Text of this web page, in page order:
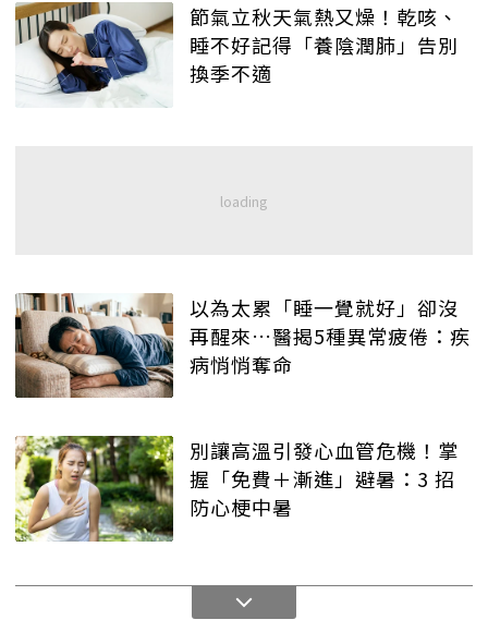
節氣立秋天氣熱又燥！乾咳、
睡不好記得「養陰潤肺」告別
換季不適
以為太累「睡一覺就好」卻沒
再醒來…醫揭5種異常疲倦：疾
病悄悄奪命
別讓高溫引發心血管危機！掌
握「免費＋漸進」避暑：3 招
防心梗中暑